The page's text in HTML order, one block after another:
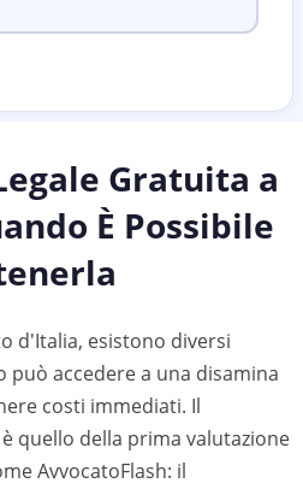
Gratuita a
È Possibile
d'Italia, esistono diversi
accedere a una disamina
costi immediati. Il
quello della prima valutazione
AvvocatoFlash: il